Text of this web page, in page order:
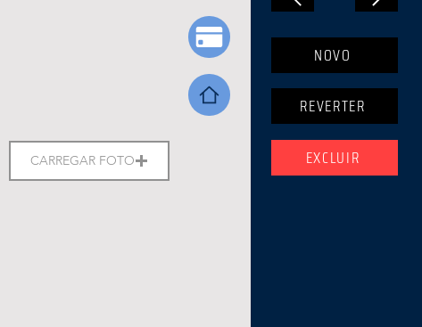
CARREGAR FOTO
NOVO
REVERTER
EXCLUIR